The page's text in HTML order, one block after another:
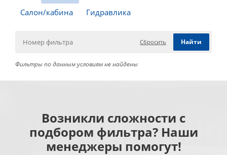
Салон/кабина
Гидравлика
Сбросить
Фильтры по данным условиям не найдены
Возникли сложности с
подбором фильтра? Наши
менеджеры помогут!